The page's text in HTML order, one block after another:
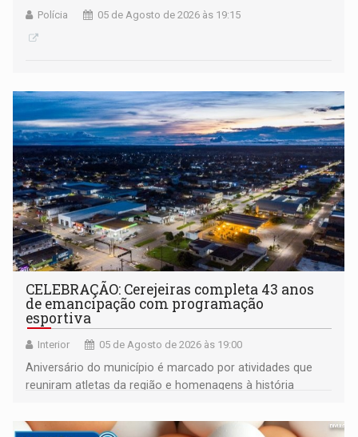
Polícia 05 de Agosto de 2026 às 19:15
CELEBRAÇÃO: Cerejeiras completa 43 anos
de emancipação com programação
esportiva
Interior 05 de Agosto de 2026 às 19:00
Aniversário do município é marcado por atividades que
reuniram atletas da região e homenagens à história